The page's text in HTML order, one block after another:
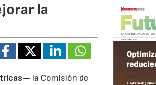
la
la Comisión de